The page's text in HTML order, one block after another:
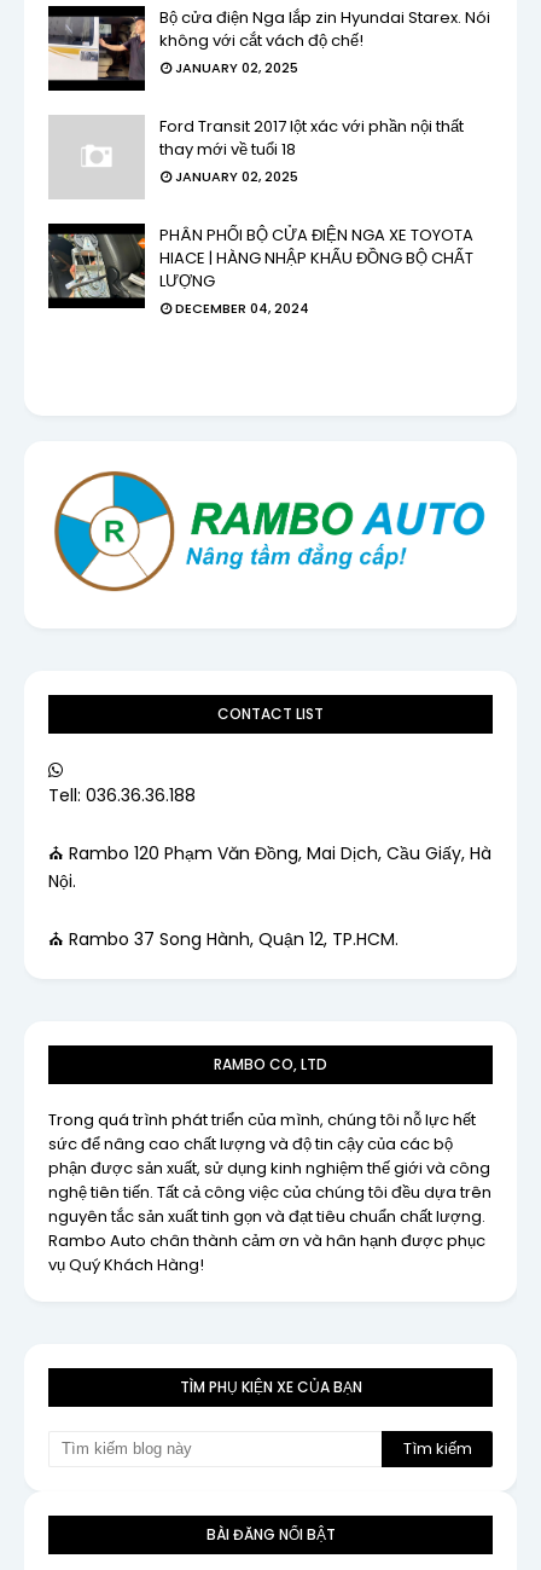
Bộ cửa điện Nga lắp zin Hyundai Starex. Nói
không với cắt vách độ chế!
JANUARY 02, 2025
Ford Transit 2017 lột xác với phần nội thất
thay mới về tuổi 18
JANUARY 02, 2025
PHÂN PHỐI BỘ CỬA ĐIỆN NGA XE TOYOTA
HIACE | HÀNG NHẬP KHẨU ĐỒNG BỘ CHẤT
LƯỢNG
DECEMBER 04, 2024
CONTACT LIST
Tell: 036.36.36.188
⛪ Rambo 120 Phạm Văn Đồng, Mai Dịch, Cầu Giấy, Hà
Nội.
⛪ Rambo 37 Song Hành, Quận 12, TP.HCM.
RAMBO CO, LTD
Trong quá trình phát triển của mình, chúng tôi nỗ lực hết
sức để nâng cao chất lượng và độ tin cậy của các bộ
phận được sản xuất, sử dụng kinh nghiệm thế giới và công
nghệ tiên tiến. Tất cả công việc của chúng tôi đều dựa trên
nguyên tắc sản xuất tinh gọn và đạt tiêu chuẩn chất lượng.
Rambo Auto chân thành cảm ơn và hân hạnh được phục
vụ Quý Khách Hàng!
TÌM PHỤ KIỆN XE CỦA BẠN
BÀI ĐĂNG NỔI BẬT